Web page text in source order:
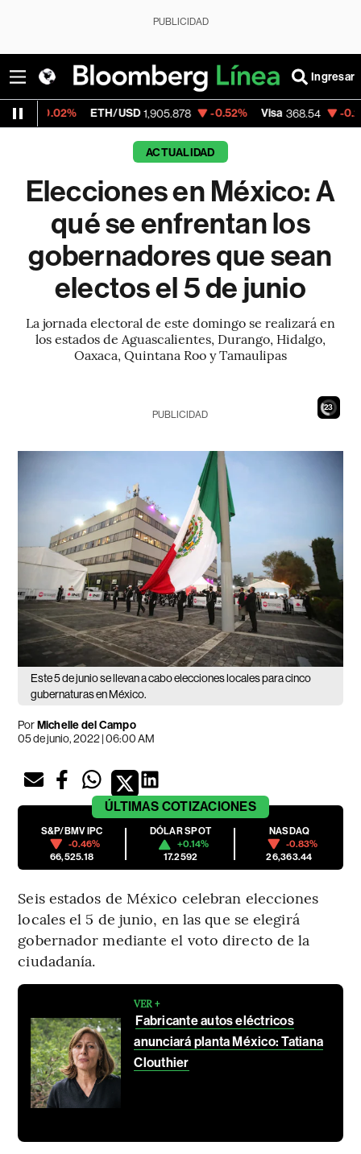
PUBLICIDAD
Ingresar
ETH/USD 1,905.878 -0.52% Visa 368.54 -0.28%
ACTUALIDAD
Elecciones en México: A
qué se enfrentan los
gobernadores que sean
electos el 5 de junio
La jornada electoral de este domingo se realizará en
los estados de Aguascalientes, Durango, Hidalgo,
Oaxaca, Quintana Roo y Tamaulipas
21
PUBLICIDAD
Este 5 de junio se llevan a cabo elecciones locales para cinco
gubernaturas en México.
PorMichelle del Campo
05 de junio, 2022 | 06:00 AM
ÚLTIMAS COTIZACIONES
S&P/BMV IPC
-0.46%
66,525.18
DÓLAR SPOT
+0.14%
17.2592
NASDAQ
-0.83%
26,363.44
Seis estados de México celebran elecciones
locales el 5 de junio, en las que se elegirá
gobernador mediante el voto directo de la
ciudadanía.
VER +
Fabricante autos eléctricos
anunciará planta México: Tatiana
Clouthier